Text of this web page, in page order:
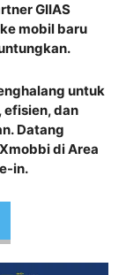
GIIAS
mobil baru
untuk
efisien, dan
Datang
di Area
in.